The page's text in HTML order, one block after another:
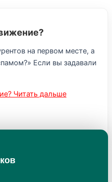
на первом месте, а
Если вы задавали
Читать дальше